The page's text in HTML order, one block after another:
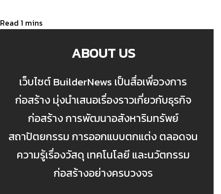
ABOUT US
เว็บไซต์ BuilderNews เป็นสื่อเพื่อวงการ
ก่อสร้าง มุ่งนำเสนอเรื่องราวเกี่ยวกับธุรกิจ
ก่อสร้าง การพัฒนาอสังหาริมทรัพย์
สถาปัตยกรรม การออกแบบตกแต่ง ตลอดจน
ความรู้เรื่องวัสดุ เทคโนโลยี และนวัตกรรม
ก่อสร้างอย่างครบวงจร